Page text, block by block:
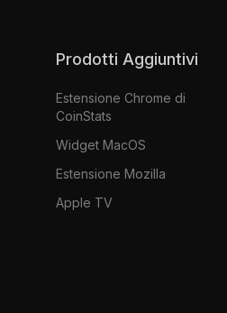
Prodotti Aggiuntivi
Estensione Chrome di
CoinStats
Widget MacOS
Estensione Mozilla
Apple TV